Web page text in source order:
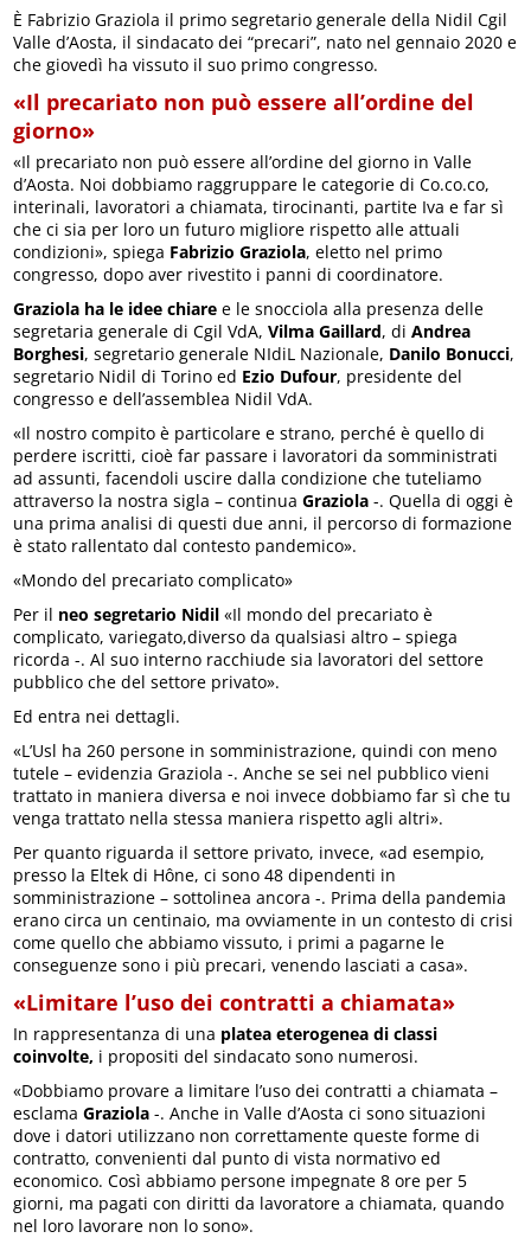
È Fabrizio Graziola il primo segretario generale della Nidil Cgil
Valle d’Aosta, il sindacato dei “precari”, nato nel gennaio 2020 e
che giovedì ha vissuto il suo primo congresso.
«Il precariato non può essere all’ordine del
giorno»
«Il precariato non può essere all’ordine del giorno in Valle
d’Aosta. Noi dobbiamo raggruppare le categorie di Co.co.co,
interinali, lavoratori a chiamata, tirocinanti, partite Iva e far sì
che ci sia per loro un futuro migliore rispetto alle attuali
condizioni», spiega Fabrizio Graziola, eletto nel primo
congresso, dopo aver rivestito i panni di coordinatore.
Graziola ha le idee chiare e le snocciola alla presenza delle
segretaria generale di Cgil VdA,Vilma Gaillard, diAndrea
Borghesi, segretario generale NIdiL Nazionale, Danilo Bonucci,
segretario Nidil di Torino ed Ezio Dufour, presidente del
congresso e dell’assemblea Nidil VdA.
«Il nostro compito è particolare e strano, perché è quello di
perdere iscritti, cioè far passare i lavoratori da somministrati
ad assunti, facendoli uscire dalla condizione che tuteliamo
attraverso la nostra sigla – continuaGraziola -. Quella di oggi è
una prima analisi di questi due anni, il percorso di formazione
è stato rallentato dal contesto pandemico».
«Mondo del precariato complicato»
Per il neo segretario Nidil «Il mondo del precariato è
complicato, variegato,diverso da qualsiasi altro – spiega
ricorda -. Al suo interno racchiude sia lavoratori del settore
pubblico che del settore privato».
Ed entra nei dettagli.
«L’Usl ha 260 persone in somministrazione, quindi con meno
tutele – evidenzia Graziola -. Anche se sei nel pubblico vieni
trattato in maniera diversa e noi invece dobbiamo far sì che tu
venga trattato nella stessa maniera rispetto agli altri».
Per quanto riguarda il settore privato, invece, «ad esempio,
presso la Eltek di Hône, ci sono 48 dipendenti in
somministrazione – sottolinea ancora -. Prima della pandemia
erano circa un centinaio, ma ovviamente in un contesto di crisi
come quello che abbiamo vissuto, i primi a pagarne le
conseguenze sono i più precari, venendo lasciati a casa».
«Limitare l’uso dei contratti a chiamata»
In rappresentanza di una platea eterogenea di classi
coinvolte, i propositi del sindacato sono numerosi.
«Dobbiamo provare a limitare l’uso dei contratti a chiamata –
esclamaGraziola -. Anche in Valle d’Aosta ci sono situazioni
dove i datori utilizzano non correttamente queste forme di
contratto, convenienti dal punto di vista normativo ed
economico. Così abbiamo persone impegnate 8 ore per 5
giorni, ma pagati con diritti da lavoratore a chiamata, quando
nel loro lavorare non lo sono».